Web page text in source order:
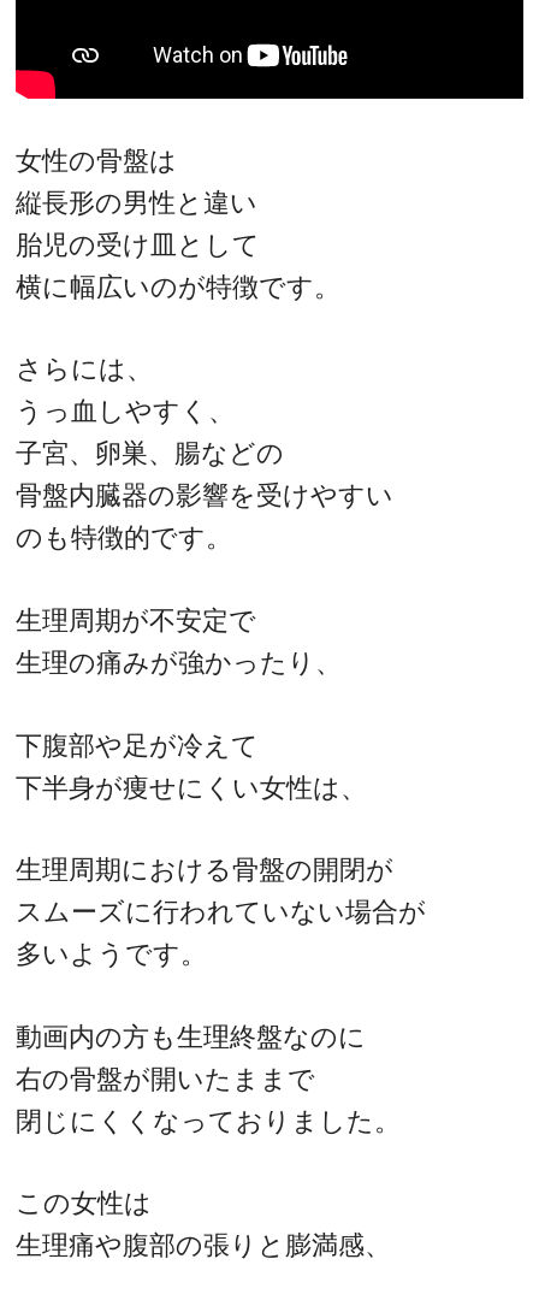
女性の骨盤は
縦長形の男性と違い
胎児の受け皿として
横に幅広いのが特徴です。
さらには、
うっ血しやすく、
子宮、卵巣、腸などの
骨盤内臓器の影響を受けやすい
のも特徴的です。
生理周期が不安定で
生理の痛みが強かったり、
下腹部や足が冷えて
下半身が痩せにくい女性は、
生理周期における骨盤の開閉が
スムーズに行われていない場合が
多いようです。
動画内の方も生理終盤なのに
右の骨盤が開いたままで
閉じにくくなっておりました。
この女性は
生理痛や腹部の張りと膨満感、